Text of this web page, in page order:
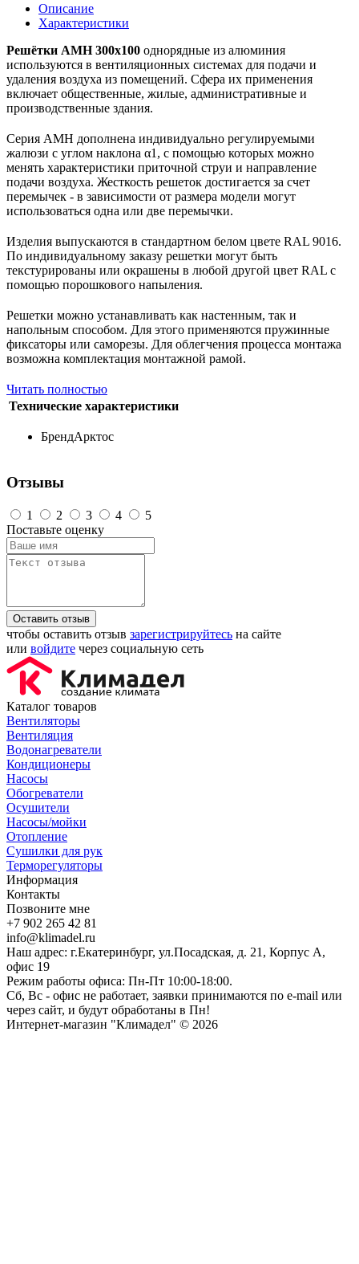
Описание
Характеристики
Решётки AMН 300x100 однорядные из алюминия
используются в вентиляционных системах для подачи и
удаления воздуха из помещений. Сфера их применения
включает общественные, жилые, административные и
производственные здания.
Серия АМН дополнена индивидуально регулируемыми
жалюзи с углом наклона α1, с помощью которых можно
менять характеристики приточной струи и направление
подачи воздуха. Жесткость решеток достигается за счет
перемычек - в зависимости от размера модели могут
использоваться одна или две перемычки.
Изделия выпускаются в стандартном белом цвете RAL 9016.
По индивидуальному заказу решетки могут быть
текстурированы или окрашены в любой другой цвет RAL с
помощью порошкового напыления.
Решетки можно устанавливать как настенным, так и
напольным способом. Для этого применяются пружинные
фиксаторы или саморезы. Для облегчения процесса монтажа
возможна комплектация монтажной рамой.
Читать полностью
Технические характеристики
БрендАрктос
Отзывы
1 2 3 4
5
Поставьте оценку
Оставить отзыв
чтобы оставить отзыв зарегистрируйтесь на сайте
или войдите через социальную сеть
Каталог товаров
Вентиляторы
Вентиляция
Водонагреватели
Кондиционеры
Насосы
Обогреватели
Осушители
Насосы/мойки
Отопление
Сушилки для рук
Терморегуляторы
Информация
Контакты
Позвоните мне
+7 902 265 42 81
info@klimadel.ru
Наш адрес: г.Екатеринбург, ул.Посадская, д. 21, Корпус А,
офис 19
Режим работы офиса: Пн-Пт 10:00-18:00.
Сб, Вс - офис не работает, заявки принимаются по e-mail или
через сайт, и будут обработаны в Пн!
Интернет-магазин "Климадел" © 2026